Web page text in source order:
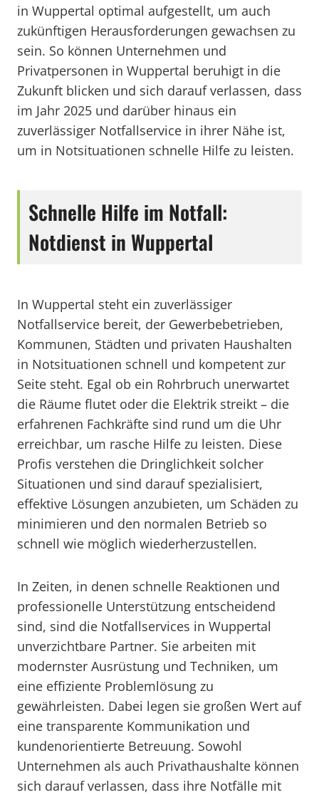
in Wuppertal optimal aufgestellt, um auch
zukünftigen Herausforderungen gewachsen zu
sein. So können Unternehmen und
Privatpersonen in Wuppertal beruhigt in die
Zukunft blicken und sich darauf verlassen, dass
im Jahr 2025 und darüber hinaus ein
zuverlässiger Notfallservice in ihrer Nähe ist,
um in Notsituationen schnelle Hilfe zu leisten.
Schnelle Hilfe im Notfall:
Notdienst in Wuppertal
In Wuppertal steht ein zuverlässiger
Notfallservice bereit, der Gewerbebetrieben,
Kommunen, Städten und privaten Haushalten
in Notsituationen schnell und kompetent zur
Seite steht. Egal ob ein Rohrbruch unerwartet
die Räume flutet oder die Elektrik streikt – die
erfahrenen Fachkräfte sind rund um die Uhr
erreichbar, um rasche Hilfe zu leisten. Diese
Profis verstehen die Dringlichkeit solcher
Situationen und sind darauf spezialisiert,
effektive Lösungen anzubieten, um Schäden zu
minimieren und den normalen Betrieb so
schnell wie möglich wiederherzustellen.
In Zeiten, in denen schnelle Reaktionen und
professionelle Unterstützung entscheidend
sind, sind die Notfallservices in Wuppertal
unverzichtbare Partner. Sie arbeiten mit
modernster Ausrüstung und Techniken, um
eine effiziente Problemlösung zu
gewährleisten. Dabei legen sie großen Wert auf
eine transparente Kommunikation und
kundenorientierte Betreuung. Sowohl
Unternehmen als auch Privathaushalte können
sich darauf verlassen, dass ihre Notfälle mit